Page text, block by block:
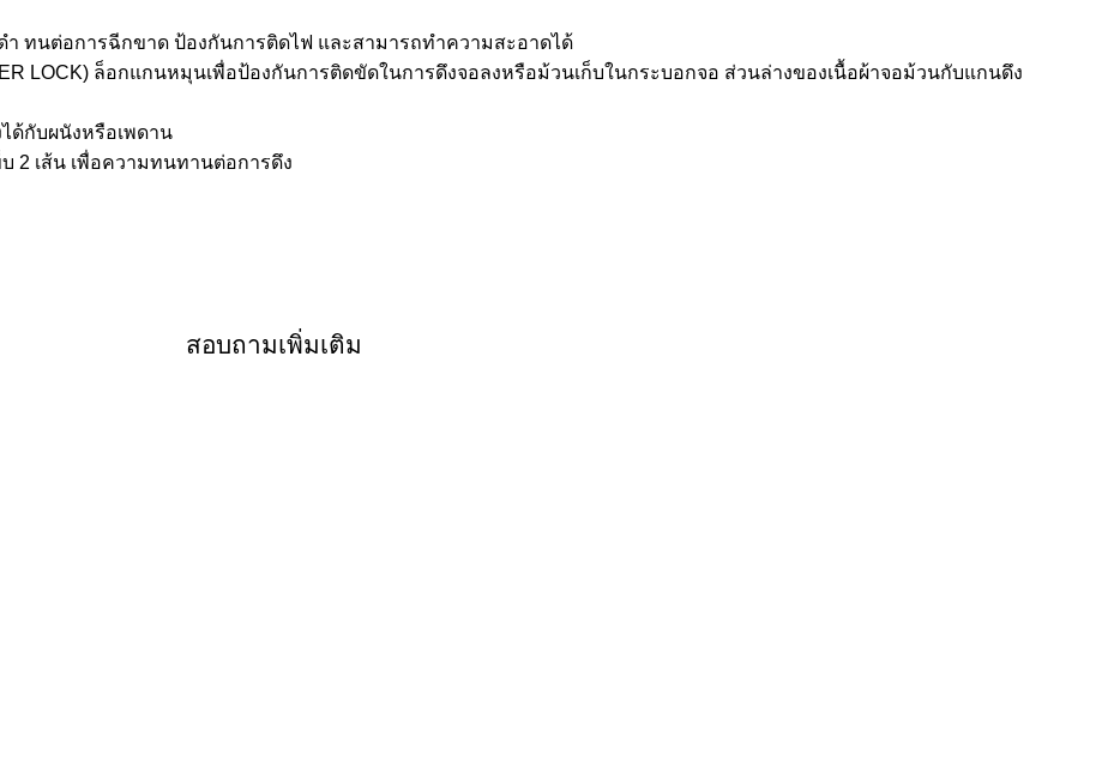
ทนต่อการฉีกขาด ป้องกันการติดไฟ และสามารถทำความสะอาดได้
LOCK) ล็อกแกนหมุนเพื่อป้องกันการติดขัดในการดึงจอลงหรือม้วนเก็บในกระบอกจอ ส่วนล่างของเนื้อผ้าจอม้วนกับแกนดึง
ด้กับผนังหรือเพดาน
2 เส้น เพื่อความทนทานต่อการดึง
สอบถามเพิ่มเติม